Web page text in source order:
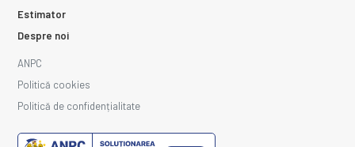
Estimator
Despre noi
ANPC
Politică cookies
Politică de confidențialitate